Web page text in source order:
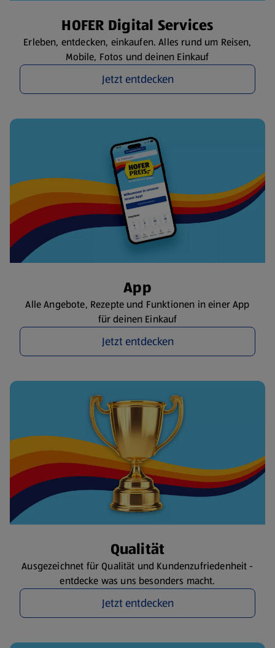
HOFER Digital Services
Erleben, entdecken, einkaufen. Alles rund um Reisen,
Mobile, Fotos und deinen Einkauf
Jetzt entdecken
App
Alle Angebote, Rezepte und Funktionen in einer App
für deinen Einkauf
Jetzt entdecken
Qualität
Ausgezeichnet für Qualität und Kundenzufriedenheit -
entdecke was uns besonders macht.
Jetzt entdecken